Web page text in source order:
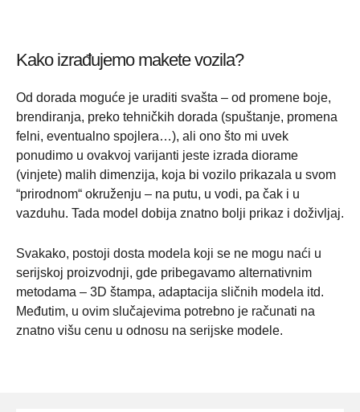
Kako izrađujemo makete vozila?
Od dorada moguće je uraditi svašta – od promene boje,
brendiranja, preko tehničkih dorada (spuštanje, promena
felni, eventualno spojlera…), ali ono što mi uvek
ponudimo u ovakvoj varijanti jeste izrada diorame
(vinjete) malih dimenzija, koja bi vozilo prikazala u svom
“prirodnom“ okruženju – na putu, u vodi, pa čak i u
vazduhu. Tada model dobija znatno bolji prikaz i doživljaj.
Svakako, postoji dosta modela koji se ne mogu naći u
serijskoj proizvodnji, gde pribegavamo alternativnim
metodama – 3D štampa, adaptacija sličnih modela itd.
Međutim, u ovim slučajevima potrebno je računati na
znatno višu cenu u odnosu na serijske modele.